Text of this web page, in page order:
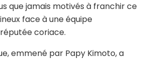
que jamais motivés à franchir ce
face à une équipe
coriace.
emmené par Papy Kimoto, a